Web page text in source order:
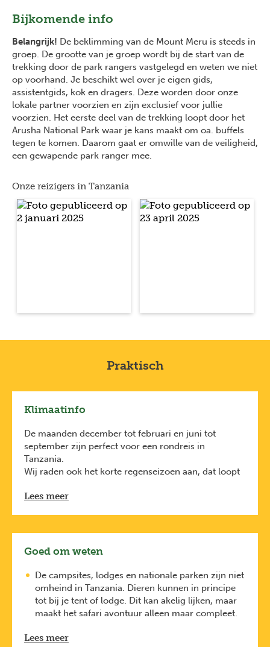
Bijkomende info
Belangrijk! De beklimming van de Mount Meru is steeds in
groep. De grootte van je groep wordt bij de start van de
trekking door de park rangers vastgelegd en weten we niet
op voorhand. Je beschikt wel over je eigen gids,
assistentgids, kok en dragers. Deze worden door onze
lokale partner voorzien en zijn exclusief voor jullie
voorzien. Het eerste deel van de trekking loopt door het
Arusha National Park waar je kans maakt om oa. buffels
tegen te komen. Daarom gaat er omwille van de veiligheid,
een gewapende park ranger mee.
Onze reizigers in Tanzania
Praktisch
Klimaatinfo
De maanden december tot februari en juni tot
september zijn perfect voor een rondreis in
Tanzania.
Wij raden ook het korte regenseizoen aan, dat loopt
die periode wel af en toe een bui, maar er zijn veel
geschikt is het lange regenseizoen, dat loopt van
midden maart tot eind mei. Wildlife is in die periode
modderig zijn ten gevolge van de felle regen.
De beste periode om de Great Migration in het
Serengeti National Park te spotten? Die verschilt van
plaats tot plaats. Meestal trekken de enorme kuddes
in juni en juli in het noordwesten van het park
Lees meer
Goed om weten
De campsites, lodges en nationale parken zijn niet
omheind in Tanzania. Dieren kunnen in principe
tot bij je tent of lodge. Dit kan akelig lijken, maar
maakt het safari avontuur alleen maar compleet.
extra opgelet worden.
Lees meer